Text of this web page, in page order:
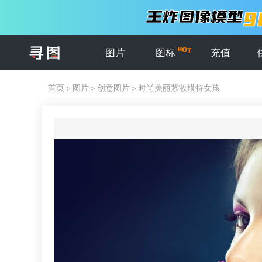
图片 图标 充值
首页 > 图片 > 创意图片 > 时尚美丽紫妆模特女孩